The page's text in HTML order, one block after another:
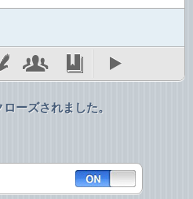
ーズされました。